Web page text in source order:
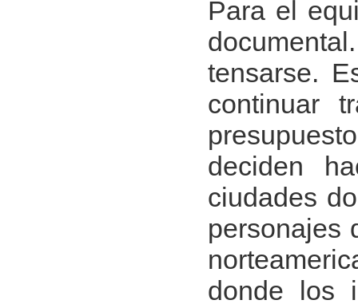
Para el
tensarse.
continuar
deciden
ciudades
personajes
donde los